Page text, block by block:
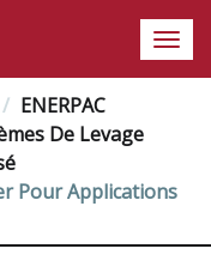
ENERPAC
De Levage
Pour Applications